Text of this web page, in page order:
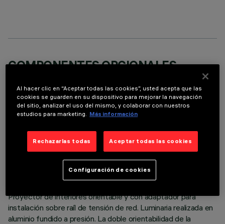
COMPONENTES OPCIONALES
DATOS TÉCNICOS
ÚLTIMA ACTUALIZACIÓN: 05/08/2026
Proyector de interiores orientable y con adaptador para
instalación sobre raíl de tensión de red. Luminaria realizada en
aluminio fundido a presión. La doble orientabilidad de la
Al hacer clic en “Aceptar todas las cookies”, usted acepta que las
cookies se guarden en su dispositivo para mejorar la navegación
del sitio, analizar el uso del mismo, y colaborar con nuestros
estudios para marketing.
Más información
Rechazarlas todas Aceptar todas las cookies
Configuración de cookies